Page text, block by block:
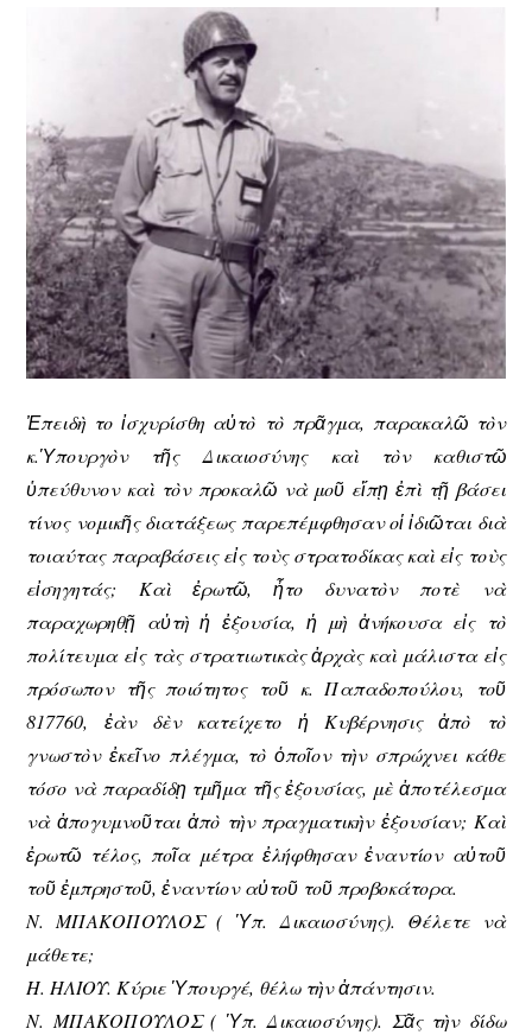
Ἐπειδὴ το ἰσχυρίσθη αὐτὸ τὸ πρᾶγμα, παρακαλῶ τὸν
κ.Ὑπουργὸν τῆς Δικαιοσύνης καὶ τὸν καθιστῶ
ὑπεύθυνον καὶ τὸν προκαλῶ νὰ μοῦ εἴπῃ ἐπὶ τῇ βάσει
τίνος νομικῆς διατάξεως παρεπέμφθησαν οἱ ἰδιῶται διὰ
τοιαύτας παραβάσεις εἰς τοὺς στρατοδίκας καὶ εἰς τοὺς
εἰσηγητάς; Καὶ ἐρωτῶ, ἦτο δυνατὸν ποτὲ νὰ
παραχωρηθῇ αὐτὴ ἡ ἐξουσία, ἡ μὴ ἀνήκουσα εἰς τὸ
πολίτευμα εἰς τὰς στρατιωτικὰς ἀρχὰς καὶ μάλιστα εἰς
πρόσωπον τῆς ποιότητος τοῦ κ. Παπαδοπούλου, τοῦ
817760, ἐὰν δὲν κατείχετο ἡ Κυβέρνησις ἀπὸ τὸ
γνωστὸν ἐκεῖνο πλέγμα, τὸ ὁποῖον τὴν σπρώχνει κάθε
τόσο νὰ παραδίδῃ τμῆμα τῆς ἐξουσίας, μὲ ἀποτέλεσμα
νὰ ἀπογυμνοῦται ἀπὸ τὴν πραγματικὴν ἐξουσίαν; Καὶ
ἐρωτῶ τέλος, ποῖα μέτρα ἐλήφθησαν ἐναντίον αὐτοῦ
τοῦ ἐμπρηστοῦ, ἐναντίον αὐτοῦ τοῦ προβοκάτορα.
Ν. ΜΠΑΚΟΠΟΥΛΟΣ( Ὑπ. Δικαιοσύνης). Θέλετε νὰ
μάθετε;
Η. ΗΛΙΟΥ. Κύριε Ὑπουργέ, θέλω τὴν ἀπάντησιν.
Ν. ΜΠΑΚΟΠΟΥΛΟΣ( Ὑπ. Δικαιοσύνης). Σᾶς τὴν δίδω